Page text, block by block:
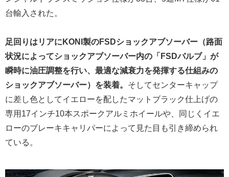
台輸入された。
足回りはリアにKONI製のFSDショックアブソーバー（路面
状況によってショックアブソーバー内の「FSDバルブ」が
瞬時に油圧調整を行い、最適な減衰力を発揮する仕組みの
ショックアブソーバー）を装着。 そしてセンターキャップ
に差し色としてイエローを配したマットブラック仕上げの
専用17インチ10本スポークアルミホイールや、同じくイエ
ローのブレーキキャリパーによって見た目も引き締められ
ている。